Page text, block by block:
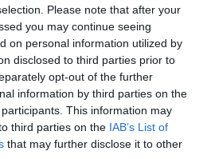
Please note that after your
you may continue seeing
on personal information utilized by
disclosed to third parties prior to
opt-out of the further
information by third parties on the
participants. This information may
third parties on the IAB’s List of
that may further disclose it to other